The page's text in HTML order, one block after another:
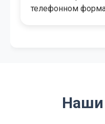
для вас
Наши